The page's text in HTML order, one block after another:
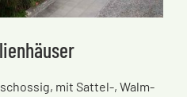
mit Sattel-, Walm-